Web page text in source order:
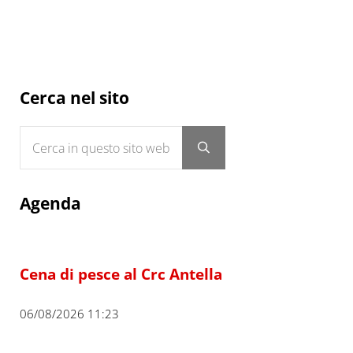
Sidebar
Cerca nel sito
Submit search
Agenda
Cena di pesce al Crc Antella
06/08/2026 11:23